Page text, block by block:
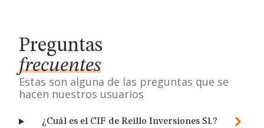
Preguntas
frecuentes
Estas son alguna de las preguntas que se
hacen nuestros usuarios
¿Cuál es el CIF de Reillo Inversiones Sl.?